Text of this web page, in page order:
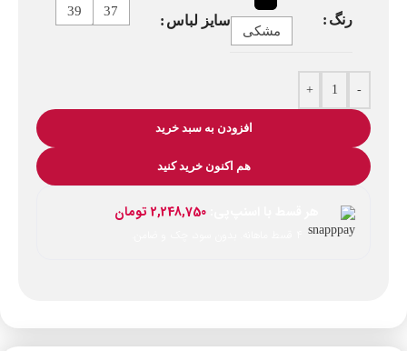
رنگ
مشکی
سایز لباس
37
39
-
+
افزودن به سبد خرید
هم اکنون خرید کنید
2,248,750 تومان